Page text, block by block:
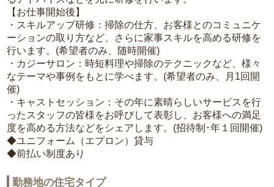
【お仕事開始後】
・スキルアップ研修：掃除の仕方、お客様とのコミュニケ
ーションの取り方など、さらに家事スキルを高める研修を
行います。(希望者のみ、随時開催)
・カジーサロン：時短料理や掃除のテクニックなど、様々
なテーマや事例をもとに学べます。(希望者のみ、月1回開
催)
・キャストセッション：その年に素晴らしいサービスを行
ったスタッフの皆様をお呼びして表彰し、お客様への満足
度を高める方法などをシェアします。(招待制･年１回開催)
◆ユニフォーム（エプロン）貸与
◆前払い制度あり
勤務地の住宅タイプ